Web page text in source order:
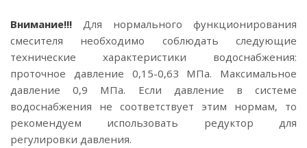
Внимание!!! Для нормального функционирования
смесителя необходимо соблюдать следующие
технические характеристики водоснабжения:
проточное давление 0,15-0,63 МПа. Максимальное
давление 0,9 МПа. Если давление в системе
водоснабжения не соответствует этим нормам, то
рекомендуем использовать редуктор для
регулировки давления.